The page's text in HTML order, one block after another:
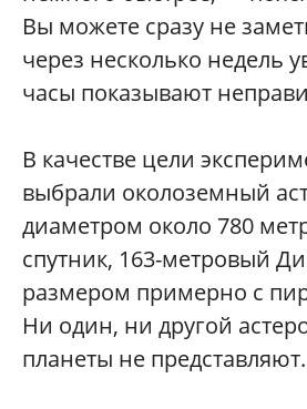
Вы можете сразу не
через несколько недель
часы показывают
В качестве цели
выбрали околоземный
диаметром около 780
спутник, 163-метровый
размером примерно с
Ни один, ни другой
планеты не представляют.